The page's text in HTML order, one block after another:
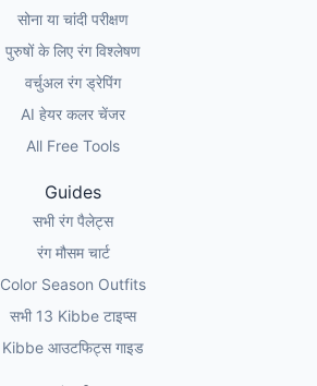
सोना या चांदी परीक्षण
पुरुषों के लिए रंग विश्लेषण
वर्चुअल रंग ड्रेपिंग
AI हेयर कलर चेंजर
All Free Tools
Guides
सभी रंग पैलेट्स
रंग मौसम चार्ट
Color Season Outfits
सभी 13 Kibbe टाइप्स
Kibbe आउटफिट्स गाइड